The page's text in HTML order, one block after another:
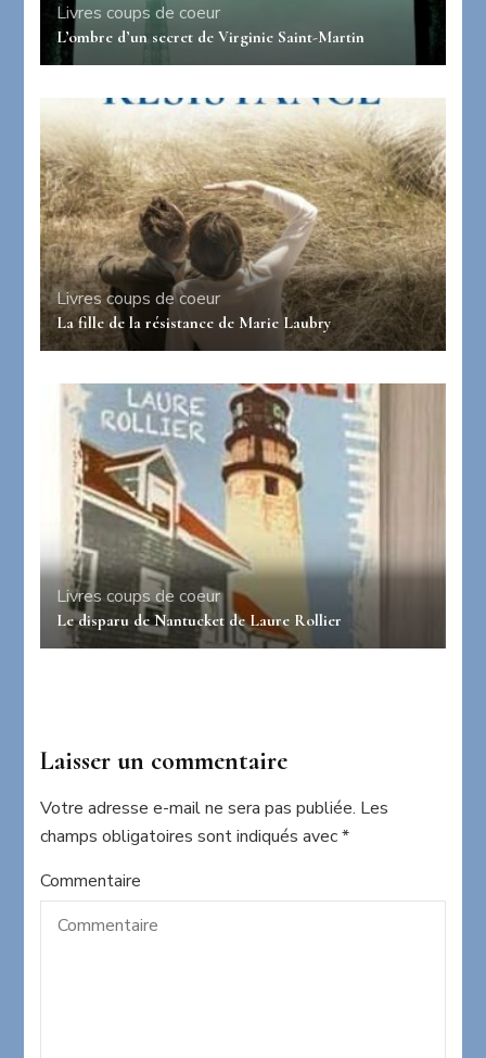
Livres coups de coeur
L’ombre d’un secret de Virginie Saint-Martin
Livres coups de coeur
La fille de la résistance de Marie Laubry
Livres coups de coeur
Le disparu de Nantucket de Laure Rollier
Laisser un commentaire
Votre adresse e-mail ne sera pas publiée. Les
champs obligatoires sont indiqués avec*
Commentaire